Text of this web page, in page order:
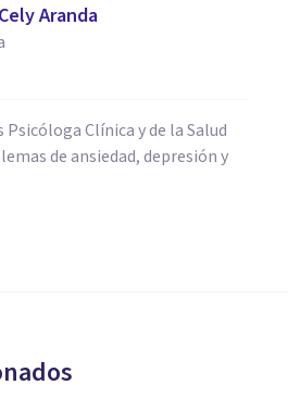
Aranda
Psicóloga Clínica y de la Salud
de ansiedad, depresión y